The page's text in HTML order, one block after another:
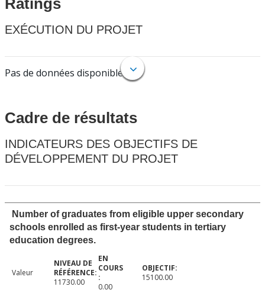
Ratings
EXÉCUTION DU PROJET
Pas de données disponibles.
Cadre de résultats
INDICATEURS DES OBJECTIFS DE
DÉVELOPPEMENT DU PROJET
Number of graduates from eligible upper secondary
schools enrolled as first-year students in tertiary
education degrees.
Valeur
11730.00
0.00
15100.00